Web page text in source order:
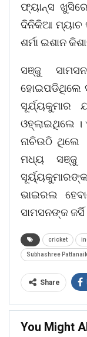
ଫ୍ୟାନ୍ସ
ଦିନିକିଆ ମ୍ୟାଚ
ଶର୍ମା ଇଶାନ
ସଞ୍ଜୁ
ହୋଇପଡିଥିଲେ
ସୂର୍ଯ୍ୟକୁମାର
ଓହ୍ଲାଇଥିଲେ ।
ନାଚିଉଠି ଥିଲେ
ମଧ୍ୟ ସଞ୍ଜୁ
ଭାଇରଲ
ସାମସନଙ୍କ
cricket
Subhashree Pattanaik
Share
You Might